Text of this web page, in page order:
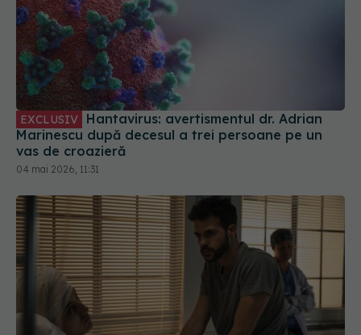
EXCLUSIV
Marinescu după decesul a trei persoane pe un
vas de croazieră
04 mai 2026, 11:31